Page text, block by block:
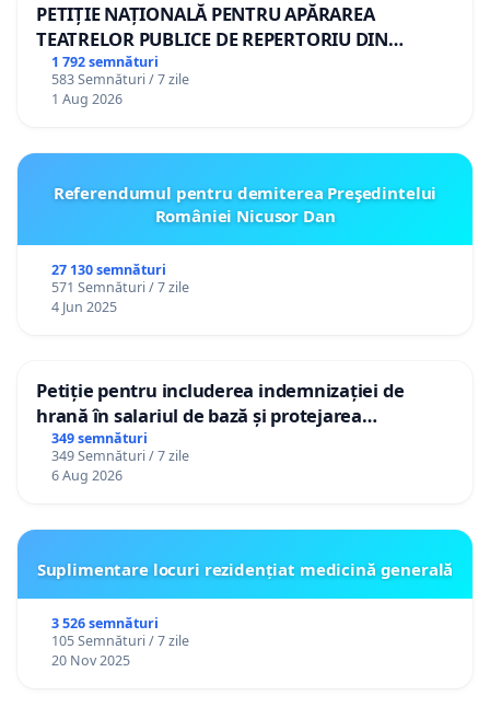
PETIȚIE NAȚIONALĂ PENTRU APĂRAREA
TEATRELOR PUBLICE DE REPERTORIU DIN
ROMÂNIA
1 792 semnături
583 Semnături / 7 zile
1 Aug 2026
Referendumul pentru demiterea Preşedintelui
României Nicusor Dan
27 130 semnături
571 Semnături / 7 zile
4 Jun 2025
Petiție pentru includerea indemnizației de
hrană în salariul de bază și protejarea
gradațiilor de vechime pentru asistenții
personali
349 semnături
349 Semnături / 7 zile
6 Aug 2026
Suplimentare locuri rezidențiat medicină generală
3 526 semnături
105 Semnături / 7 zile
20 Nov 2025